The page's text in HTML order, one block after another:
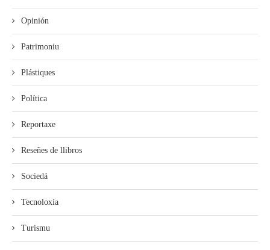
Opinión
Patrimoniu
Plástiques
Política
Reportaxe
Reseñes de llibros
Sociedá
Tecnoloxía
Turismu